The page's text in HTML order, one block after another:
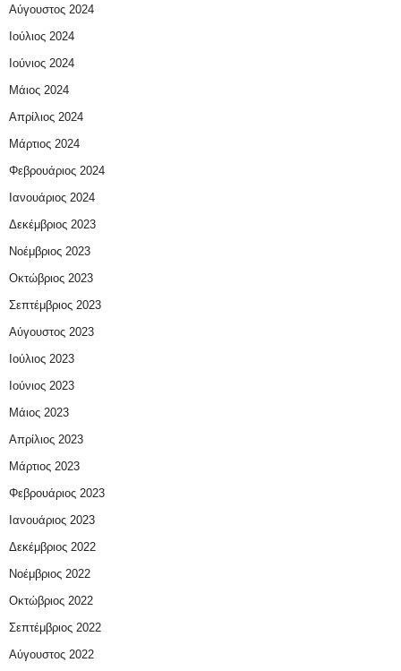
Αύγουστος 2024
Ιούλιος 2024
Ιούνιος 2024
Μάιος 2024
Απρίλιος 2024
Μάρτιος 2024
Φεβρουάριος 2024
Ιανουάριος 2024
Δεκέμβριος 2023
Νοέμβριος 2023
Οκτώβριος 2023
Σεπτέμβριος 2023
Αύγουστος 2023
Ιούλιος 2023
Ιούνιος 2023
Μάιος 2023
Απρίλιος 2023
Μάρτιος 2023
Φεβρουάριος 2023
Ιανουάριος 2023
Δεκέμβριος 2022
Νοέμβριος 2022
Οκτώβριος 2022
Σεπτέμβριος 2022
Αύγουστος 2022